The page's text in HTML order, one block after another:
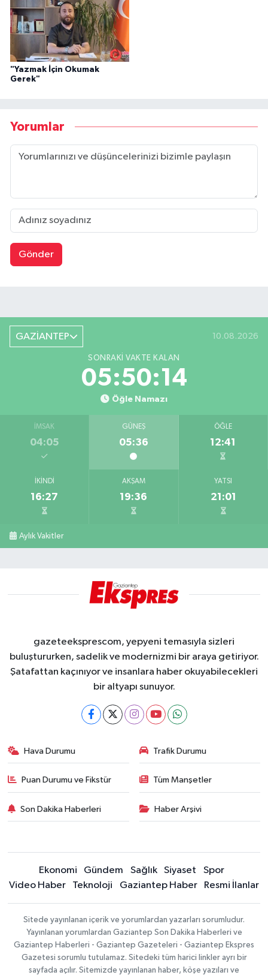
"Yazmak İçin Okumak
Gerek"
Yorumlar
Gönder
GAZİANTEP 10.08.2026
SONRAKI VAKTE KALAN
05:50:14
Öğle Namazı
İMSAK
04:05
GÜNEŞ
05:36
ÖĞLE
12:41
İKINDI
16:27
AKŞAM
19:36
YATSI
21:01
Aylık Vakitler
gazeteeksprescom, yepyeni temasıyla sizleri
buluştururken, sadelik ve modernizmi bir araya getiriyor.
Şatafattan kaçınıyor ve insanlara haber okuyabilecekleri
bir altyapı sunuyor.
Hava Durumu Trafik Durumu
Puan Durumu ve Fikstür Tüm Manşetler
Son Dakika Haberleri Haber Arşivi
Ekonomi Gündem Sağlık Siyaset
Spor
Video Haber
Teknoloji Gaziantep Haber Resmi İlanlar
Sitede yayınlanan içerik ve yorumlardan yazarları sorumludur.
Yayınlanan yorumlardan Gaziantep Son Dakika Haberleri ve
Gaziantep Haberleri - Gaziantep Gazeteleri - Gaziantep Ekspres
Gazetesi sorumlu tutulamaz. Sitedeki tüm harici linkler ayrı bir
sayfada açılır. Sitemizde yayınlanan haber, köşe yazıları ve